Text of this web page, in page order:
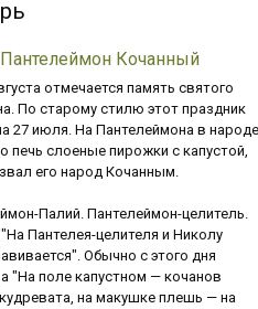
Кочанный
отмечается память святого
По старому стилю этот праздник
27 июля. На Пантелеймона в народе
печь слоеные пирожки с капустой,
его народ Кочанным.
Палий. Пантелеймон-целитель.
Пантелея-целителя и Николу
Обычно с этого дня
"На поле капустном — кочанов
на макушке плешь — на